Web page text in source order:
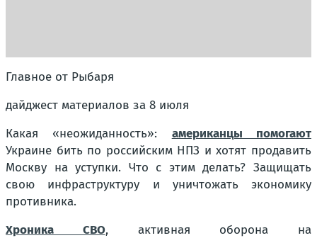
Главное от Рыбаря
дайджест материалов за 8 июля
Какая «неожиданность»: американцы помогают
Украине бить по российским НПЗ и хотят продавить
Москву на уступки. Что с этим делать? Защищать
свою инфраструктуру и уничтожать экономику
противника.
Хроника СВО, активная оборона на